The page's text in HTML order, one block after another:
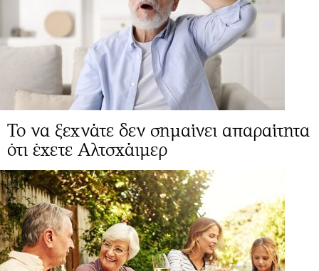
Το να ξεχνάτε δεν σημαίνει απαραίτητα
ότι έχετε Αλτσχάιμερ